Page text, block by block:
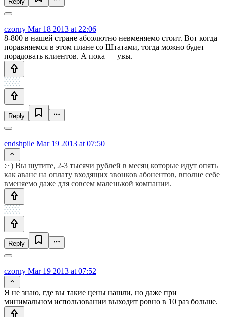
czorny Mar 18 2013 at 22:06
8-800 в нашей стране абсолютно невменяемо стоит. Вот когда
поравняемся в этом плане со Штатами, тогда можно будет
порадовать клиентов. А пока — увы.
Reply
endshpile Mar 19 2013 at 07:50
:~) Вы шутите, 2-3 тысячи рублей в месяц которые идут опять
как аванс на оплату входящих звонков абонентов, вполне себе
вменяемо даже для совсем маленькой компании.
Reply
czorny Mar 19 2013 at 07:52
Я не знаю, где вы такие цены нашли, но даже при
минимальном использовании выходит ровно в 10 раз больше.